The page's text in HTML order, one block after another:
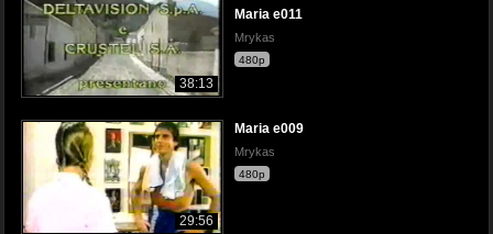
38:13
Maria e011
Mrykas
480p
29:56
Maria e009
Mrykas
480p